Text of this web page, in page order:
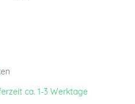
ca. 1-3 Werktage